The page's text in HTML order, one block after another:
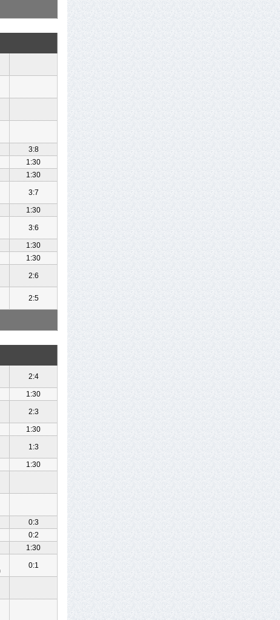
3:8
1:30
1:30
3:7
1:30
3:6
1:30
1:30
2:6
2:5
2:4
1:30
2:3
1:30
1:3
1:30
0:3
0:2
1:30
0:1